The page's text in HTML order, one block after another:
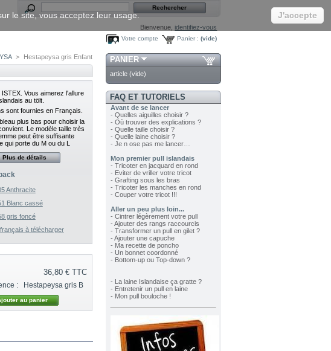
Bienvenue, identifiez-vous
Panier : (vide)
Votre compte
> Hestapeysa gris Enfant
Vous aimerez l'allure
au tölt.
sont fournies en Français.
plus bas pour choisir la
Le modèle taille très
peut être suffisante
qui porte du M ou du L
Plus de détails
Anthracite
Blanc cassé
gris foncé
à télécharger
36,80 €TTC
:
Hestapeysa gris B
PANIER
article (vide)
FAQ ET TUTORIELS
Avant de se lancer
- Quelles aiguilles choisir ?
- Où trouver des explications ?
- Quelle taille choisir ?
- Quelle laine choisir ?
- Je n ose pas me lancer…
Mon premier pull islandais
- Tricoter en jacquard en rond
- Eviter de vriller votre tricot
- Grafting sous les bras
- Tricoter les manches en rond
- Couper votre tricot !!!
Aller un peu plus loin...
- Cintrer légèrement votre pull
- Ajouter des rangs raccourcis
- Transformer un pull en gilet ?
- Ajouter une capuche
- Ma recette de poncho
- Un bonnet coordonné
- Bottom-up ou Top-down ?
- La laine Islandaise ça gratte ?
- Entretenir un pull en laine
- Mon pull bouloche !
le site, vous acceptez leur usage. J'accepte